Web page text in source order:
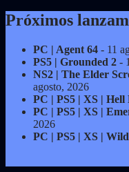
Próximos
PC | Agent 64 - 11
PS5 | Grounded 2 -
NS2 | The Elder
agosto, 2026
PC | PS5 | XS |
PC | PS5 | XS |
2026
PC | PS5 | XS |